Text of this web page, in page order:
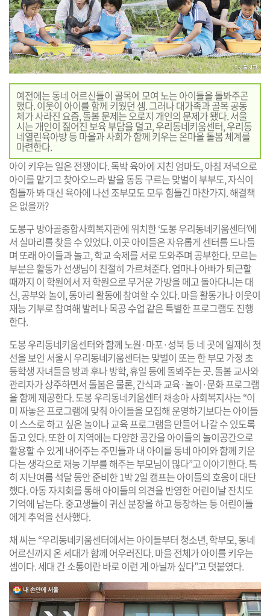
예전에는 동네 어르신들이 골목에 모여 노는 아이들을 돌봐주곤
했다. 이웃이 아이를 함께 키웠던 셈. 그러나 대가족과 골목 공동
체가 사라진 요즘, 돌봄 문제는 오로지 개인의 문제가 됐다. 서울
시는 개인이 짊어진 보육 부담을 덜고, 우리동네키움센터, 우리동
네열린육아방 등 마을과 사회가 함께 키우는 온마을 돌봄 체계를
마련한다.
아이 키우는 일은 전쟁이다. 독박 육아에 지친 엄마도, 아침 저녁으로
아이를 맡기고 찾아오느라 발을 동동 구르는 맞벌이 부부도, 자식이
힘들까 봐 대신 육아에 나선 조부모도 모두 힘들긴 마찬가지. 해결책
은 없을까?
도봉구 방아골종합사회복지관에 위치한 ‘도봉 우리동네키움센터’에
서 실마리를 찾을 수 있었다. 이곳 아이들은 자유롭게 센터를 드나들
며 또래 아이들과 놀고, 학교 숙제를 서로 도와주며 공부한다. 모르는
부분은 활동가 선생님이 친절히 가르쳐준다. 엄마나 아빠가 퇴근할
때까지 이 학원에서 저 학원으로 무거운 가방을 메고 돌아다니는 대
신, 공부와 놀이, 동아리 활동에 참여할 수 있다. 마을 활동가나 이웃이
재능 기부로 참여해 발레나 목공 수업 같은 특별한 프로그램도 진행
한다.
도봉 우리동네키움센터와 함께 노원·마포·성북 등 네 곳에 일제히 첫
선을 보인 서울시 우리동네키움센터는 맞벌이 또는 한 부모 가정 초
등학생 자녀들을 방과 후나 방학, 휴일 등에 돌봐주는 곳. 돌봄 교사와
관리자가 상주하면서 돌봄은 물론, 간식과 교육·놀이·문화 프로그램
을 함께 제공한다. 도봉 우리동네키움센터 채송아 사회복지사는 “이
미 짜놓은 프로그램에 맞춰 아이들을 모집해 운영하기보다는 아이들
이 스스로 하고 싶은 놀이나 교육 프로그램을 만들어 나갈 수 있도록
돕고 있다. 또한 이 지역에는 다양한 공간을 아이들의 놀이공간으로
활용할 수 있게 내어주는 주민들과 내 아이를 동네 아이와 함께 키운
다는 생각으로 재능 기부를 해주는 부모님이 많다”고 이야기한다. 특
히 지난여름 석달 동안 준비한 1박 2일 캠프는 아이들의 호응이 대단
했다. 아동 자치회를 통해 아이들의 의견을 반영한 어린이날 잔치도
기억에 남는다. 중고생들이 귀신 분장을 하고 등장하는 등 어린이들
에게 추억을 선사했다.
채 씨는 “우리동네키움센터에서는 아이들부터 청소년, 학부모, 동네
어르신까지 온 세대가 함께 어우러진다. 마을 전체가 아이를 키우는
셈이다. 세대 간 소통이란 바로 이런 게 아닐까 싶다”고 덧붙였다.